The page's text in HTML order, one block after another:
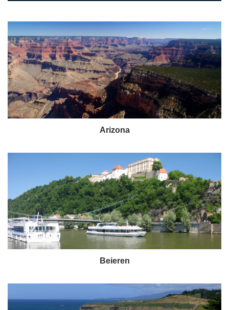
Arizona
Beieren